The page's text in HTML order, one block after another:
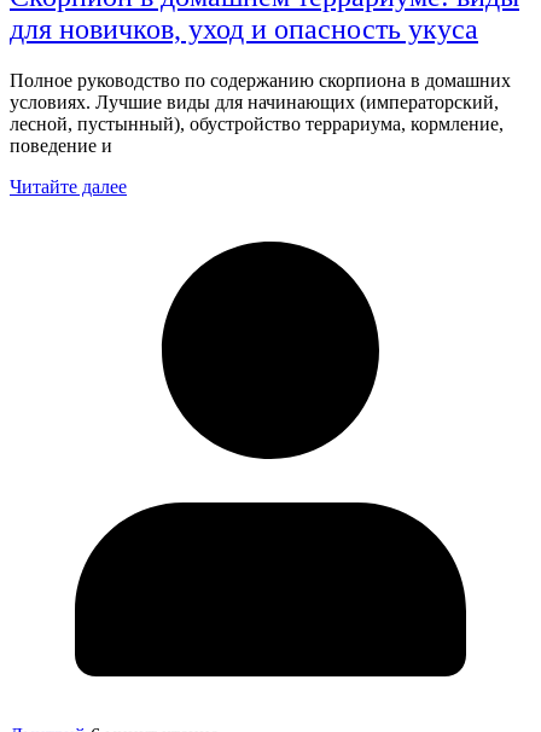
для новичков, уход и опасность укуса
Полное руководство по содержанию скорпиона в домашних
условиях. Лучшие виды для начинающих (императорский,
лесной, пустынный), обустройство террариума, кормление,
поведение и
Читайте далее